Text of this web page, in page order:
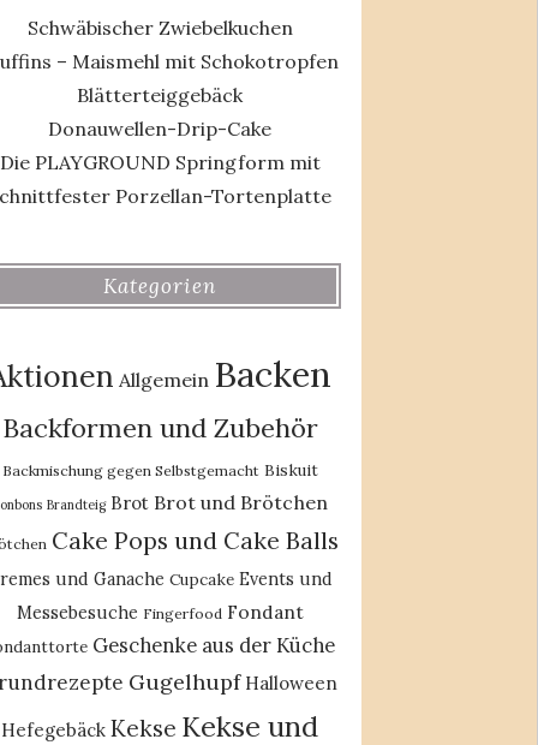
Schwäbischer Zwiebelkuchen
– Maismehl mit Schokotropfen
Blätterteiggebäck
Donauwellen-Drip-Cake
Die PLAYGROUND Springform mit
Porzellan-Tortenplatte
Kategorien
Allgemein Backen
Backformen und Zubehör
Backmischung gegen Selbstgemacht Biskuit
Brandteig Brot Brot und Brötchen
Cake Pops und Cake Balls
und Ganache Cupcake Events und
Messebesuche Fingerfood Fondant
Geschenke aus der Küche
Gugelhupf Halloween
Hefegebäck Kekse Kekse und